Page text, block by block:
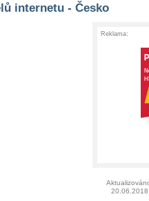
internetu - Česko
Reklama:
20.06.2018